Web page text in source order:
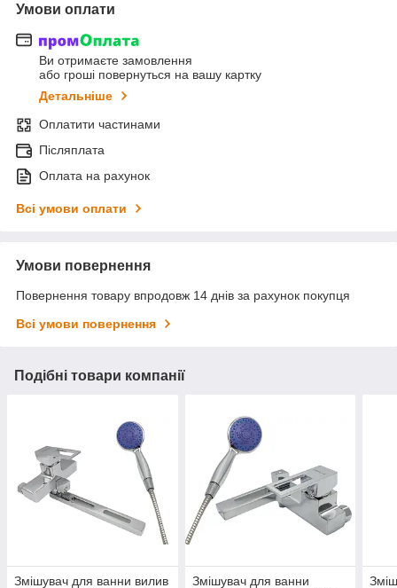
Умови оплати
Ви отримаєте замовлення
або гроші повернуться на вашу картку
Детальніше
Оплатити частинами
Післяплата
Оплата на рахунок
Всі умови оплати
Умови повернення
Повернення товару впродовж 14 днів за рахунок покупця
Всі умови повернення
Подібні товари компанії
Змішувач для ванни вилив
Змішувач для ванни